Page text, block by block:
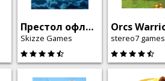
Престол офлайн
Skizze Games stereo7 games